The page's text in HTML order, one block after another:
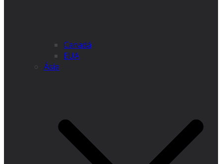
Canadá
EUA
Ásia